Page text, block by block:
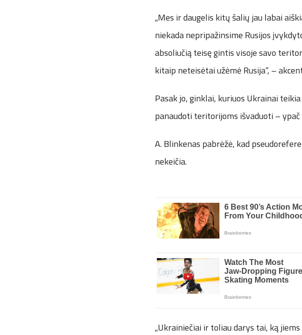
„Mes ir daugelis kitų šalių jau labai
niekada nepripažinsime Rusijos
absoliučią teisę gintis visoje savo
kitaip neteisėtai užėmė Rusija“, –
Pasak jo, ginklai, kuriuos Ukrainai
panaudoti teritorijoms išvaduoti –
A. Blinkenas pabrėžė, kad
nekeičia.
„Ukrainiečiai ir toliau darys tai, ką